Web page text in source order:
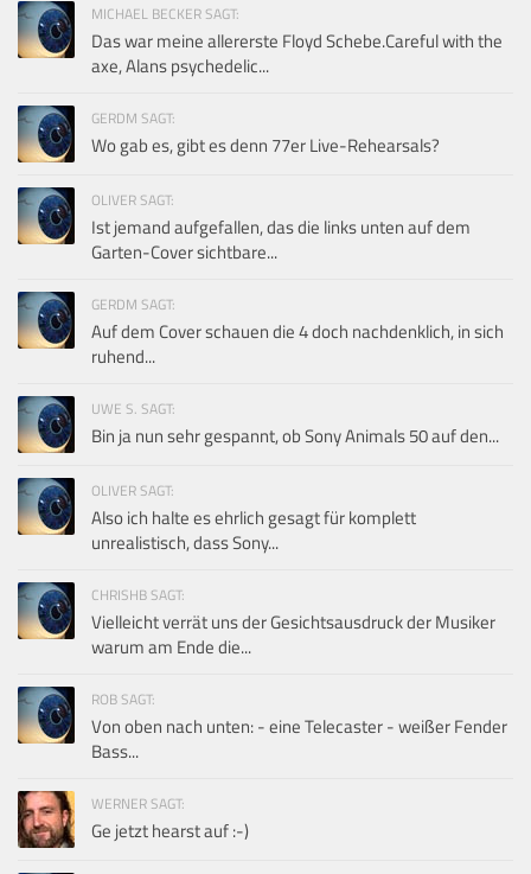
MICHAEL BECKER SAGT:
Das war meine allererste Floyd Schebe.Careful with the
axe, Alans psychedelic...
GERDM SAGT:
Wo gab es, gibt es denn 77er Live-Rehearsals?
OLIVER SAGT:
Ist jemand aufgefallen, das die links unten auf dem
Garten-Cover sichtbare...
GERDM SAGT:
Auf dem Cover schauen die 4 doch nachdenklich, in sich
ruhend...
UWE S. SAGT:
Bin ja nun sehr gespannt, ob Sony Animals 50 auf den...
OLIVER SAGT:
Also ich halte es ehrlich gesagt für komplett
unrealistisch, dass Sony...
CHRISHB SAGT:
Vielleicht verrät uns der Gesichtsausdruck der Musiker
warum am Ende die...
ROB SAGT:
Von oben nach unten: - eine Telecaster - weißer Fender
Bass...
WERNER SAGT:
Ge jetzt hearst auf :-)